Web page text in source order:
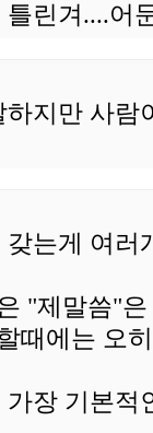
틀린겨....어
하지만 사람
는게 여러
"제말씀"
때에는 오
가장 기본적